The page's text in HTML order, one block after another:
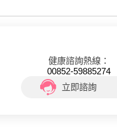
健康諮詢熱線：
00852-59885274
立即諮詢